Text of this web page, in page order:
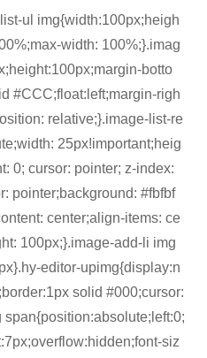
ul img{width:100px;heigh
width: 100%;}.imag
botto
#CCC;float:left;margin-righ
relative;}.image-list-re
25px!important;heig
0; cursor: pointer; z-index:
pointer;background: #fbfbf
center;align-items: ce
100px;}.image-add-li img
editor-upimg{display:n
solid #000;cursor:
span{position:absolute;left:0;
siz